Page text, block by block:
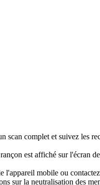
scan complet et suivez les
est affiché sur l'écran
l'appareil mobile ou
sur la neutralisation des